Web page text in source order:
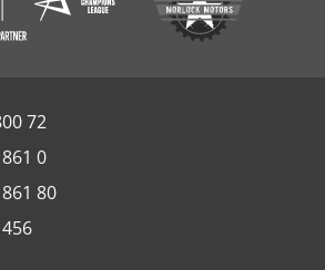
72
0
80